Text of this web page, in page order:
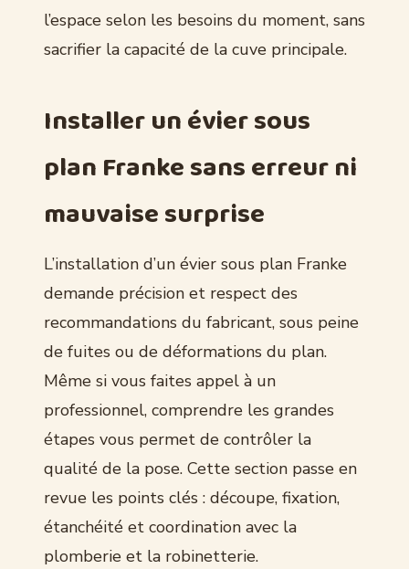
l’espace selon les besoins du moment, sans
sacrifier la capacité de la cuve principale.
Installer un évier sous
plan Franke sans erreur ni
mauvaise surprise
L’installation d’un évier sous plan Franke
demande précision et respect des
recommandations du fabricant, sous peine
de fuites ou de déformations du plan.
Même si vous faites appel à un
professionnel, comprendre les grandes
étapes vous permet de contrôler la
qualité de la pose. Cette section passe en
revue les points clés : découpe, fixation,
étanchéité et coordination avec la
plomberie et la robinetterie.